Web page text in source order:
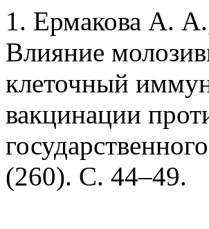
1. Ермакова А.
Влияние
клеточный
вакцинации
(260). С. 44–49.